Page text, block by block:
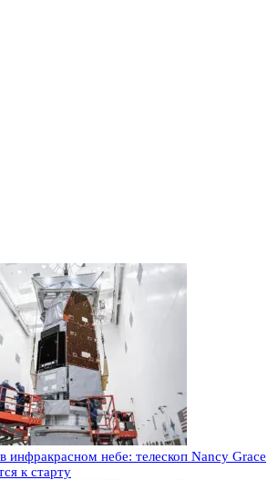
инфракрасном небе: телескоп Nancy Grace
к старту